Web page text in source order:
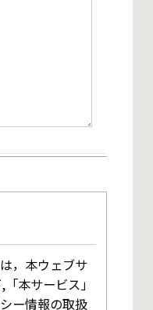
，本ウェブサ
本サービス」
ー情報の取扱